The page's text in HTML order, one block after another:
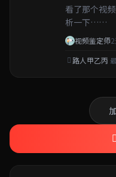
看了那个视
析一下……
视频鉴定师
路人甲乙丙